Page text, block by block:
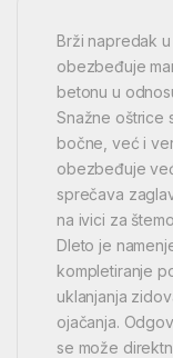
Brži napredak
obezbeđuje
betonu u
Snažne oštrice
bočne, već i
obezbeđuje
sprečava
na ivici za
Dleto je
kompletiranje
uklanjanja
ojačanja.
se može